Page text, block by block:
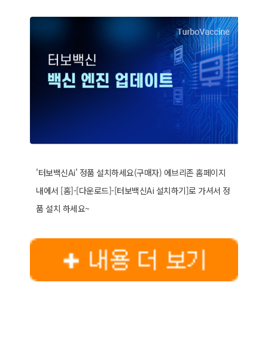
'터보백신Ai' 정품 설치하세요(구매자) 에브리존 홈페이지
내에서 [홈]-[다운로드]-[터보백신Ai 설치하기]로 가셔서 정
품 설치 하세요~